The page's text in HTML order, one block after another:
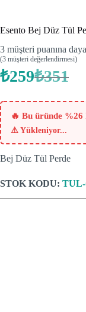
Esento Bej Düz Tül
3 müşteri puanına
(3 müşteri değerlendirmesi)
₺351
Orijinal
₺351.
₺259Şu
fiyat:
₺259.
🔥 Bu üründe
⚠️ Yükleniyor...
Bej Düz Tül Perde
STOK KODU: TUL-